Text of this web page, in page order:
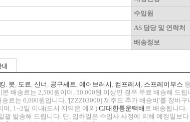
수입원
AS 담당 및 연락처
배송정보
, 붓, 도료, 신너 , 공구세트, 에어브러시 , 컴프레서 , 스프레이부스
배송료는 2,500원이며, 50,000원 이상인 경우 무료 배송해 드립
료는 6,000원입니다. '[ZZZ03000] 제주도 추가 배송비'를 장바
, 1~2일 이내(도서 지역은 예외) CJ대한통운택배 로 배송됩니다.
발송해 드립니다. 단, 입하일은 수입사 사정에 의해 예정일보